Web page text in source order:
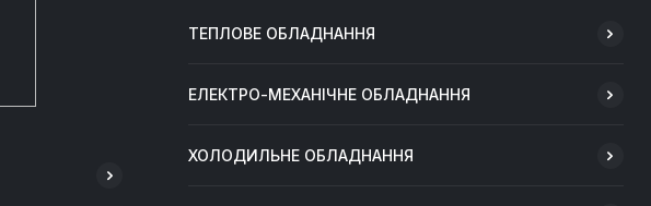
ТЕПЛОВЕ ОБЛАДНАННЯ
ЕЛЕКТРО-МЕХАНІЧНЕ ОБЛАДНАННЯ
ХОЛОДИЛЬНЕ ОБЛАДНАННЯ